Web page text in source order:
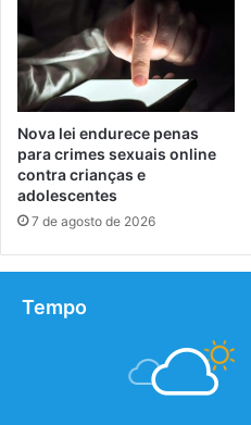
Nova lei endurece penas
para crimes sexuais online
contra crianças e
adolescentes
7 de agosto de 2026
Tempo